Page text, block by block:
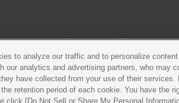
推奨環境 プライバシー
古物営業法に基づく
to analyze our traffic and to personalize
our analytics and advertising partners, who may
have collected from your use of their services.
retention period of each cookie. You have the
click [Do Not Sell or Share My Personal